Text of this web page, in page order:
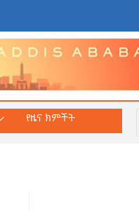
የዜና ክምችት